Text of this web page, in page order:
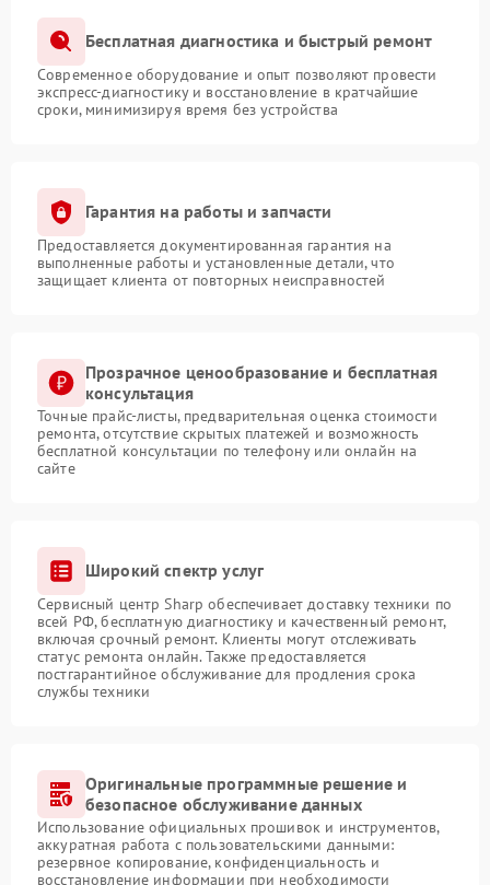
Бесплатная диагностика и быстрый ремонт
Современное оборудование и опыт позволяют провести
экспресс-диагностику и восстановление в кратчайшие
сроки, минимизируя время без устройства
Гарантия на работы и запчасти
Предоставляется документированная гарантия на
выполненные работы и установленные детали, что
защищает клиента от повторных неисправностей
Прозрачное ценообразование и бесплатная
консультация
Точные прайс-листы, предварительная оценка стоимости
ремонта, отсутствие скрытых платежей и возможность
бесплатной консультации по телефону или онлайн на
сайте
Широкий спектр услуг
Сервисный центр Sharp обеспечивает доставку техники по
всей РФ, бесплатную диагностику и качественный ремонт,
включая срочный ремонт. Клиенты могут отслеживать
статус ремонта онлайн. Также предоставляется
постгарантийное обслуживание для продления срока
службы техники
Оригинальные программные решение и
безопасное обслуживание данных
Использование официальных прошивок и инструментов,
аккуратная работа с пользовательскими данными:
резервное копирование, конфиденциальность и
восстановление информации при необходимости